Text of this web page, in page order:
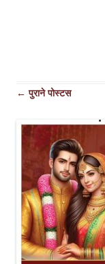
पोस्ट
← पुराने पोस्टस